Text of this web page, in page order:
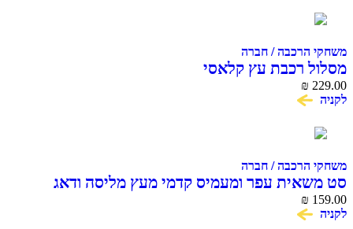
משחקי הרכבה / חברה
מסלול רכבת עץ קלאסי
₪ 229.00
לקניה
משחקי הרכבה / חברה
סט משאית עפר ומעמיס קדמי מעץ מליסה ודאג
Melissa & Doug
₪ 159.00
לקניה